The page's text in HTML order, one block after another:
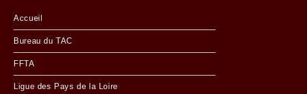
Accueil
Bureau du TAC
FFTA
Ligue des Pays de la Loire